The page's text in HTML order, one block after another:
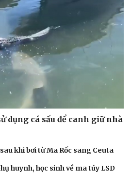
dụng cá sấu để canh giữ nhà
khi bơi từ Ma Rốc sang Ceuta
huynh, học sinh về ma túy LSD